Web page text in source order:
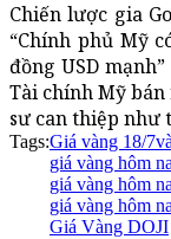
Chiến lược gia
“Chính phủ Mỹ
đồng USD
Tài chính Mỹ bán
sư can thiệp như
Tags:Giá vàng 18/7
giá vàng hôm
giá vàng hôm
giá vàng hôm
Giá Vàng DOJI